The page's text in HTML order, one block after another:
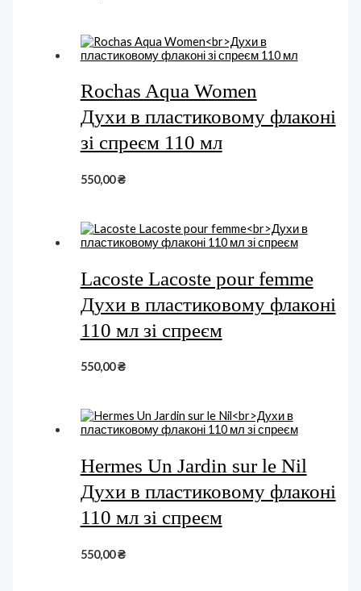
Rochas Aqua Women
Духи в пластиковому флаконі
зі спреєм 110 мл
550,00₴
Lacoste Lacoste pour femme
Духи в пластиковому флаконі
110 мл зі спреєм
550,00₴
Hermes Un Jardin sur le Nil
Духи в пластиковому флаконі
110 мл зі спреєм
550,00₴